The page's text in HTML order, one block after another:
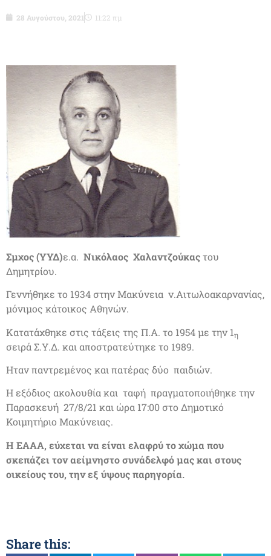
28 Αυγούστου, 2021 11:22 πμ
Σμχος (ΥΥΔ)ε.α. Νικόλαος Χαλαντζούκαςτου
Δημητρίου.
Γεννήθηκε το 1934 στην Μακύνεια ν.Αιτωλοακαρνανίας,
μόνιμος κάτοικος Αθηνών.
Κατατάχθηκε στις τάξεις της Π.Α. το 1954 με την 1η
σειρά Σ.Υ.Δ. και αποστρατεύτηκε το 1989.
Ηταν παντρεμένος και πατέρας δύο παιδιών.
Η εξόδιος ακολουθία και ταφή πραγματοποιήθηκε την
Παρασκευή 27/8/21 και ώρα 17:00 στο Δημοτικό
Κοιμητήριο Μακύνειας.
Η ΕΑΑΑ, εύχεται να είναι ελαφρύ το χώμα που
σκεπάζει τον αείμνηστο συνάδελφό μας και στους
οικείους του, την εξ ύψους παρηγορία.
Share this: